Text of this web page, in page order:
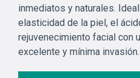
inmediatos y naturales.
elasticidad de la piel, el
rejuvenecimiento facial con
excelente y mínima invasión.